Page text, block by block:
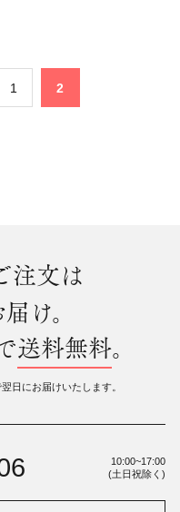
1 2
注文は
け。
送料無料。
日にお届けいたします。
10:00~17:00
(土日祝除く)